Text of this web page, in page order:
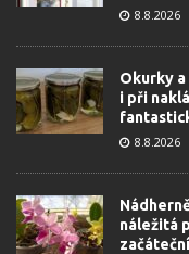
8.8.2026
Okurky
i při
8.8.2026
náležitá